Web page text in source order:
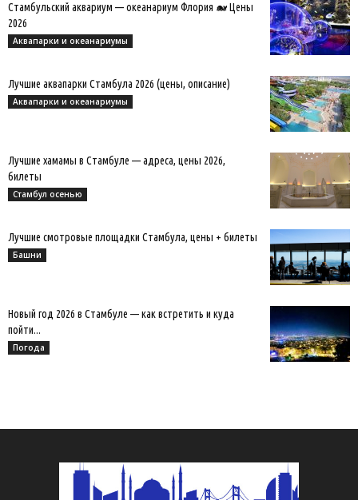
Стамбульский аквариум — океанариум Флория 🐋 Цены
2026
Аквапарки и океанариумы
Лучшие аквапарки Стамбула 2026 (цены, описание)
Аквапарки и океанариумы
Лучшие хамамы в Стамбуле — адреса, цены 2026,
билеты
Стамбул осенью
Лучшие смотровые площадки Стамбула, цены + билеты
Башни
Новый год 2026 в Стамбуле — как встретить и куда
пойти...
Погода